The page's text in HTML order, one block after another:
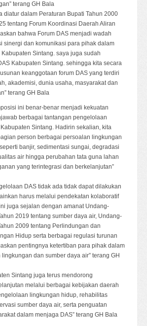
terang GH Bala
diatur dalam Peraturan Bupati Tahun 2000
tentang Forum Koordinasi Daerah Aliran
bahwa Forum DAS menjadi wadah
sinergi dan komunikasi para pihak dalam
Sintang. saya juga sudah
Kabupaten Sintang. sehingga kita secara
keanggotaan forum DAS yang terdiri
akademisi, dunia usaha, masyarakat dan
terang GH Bala
ini benar-benar menjadi kekuatan
berbagai tantangan pengelolaan
Sintang. Hadirin sekalian, kita
person berbagai persoalan lingkungan
banjir, sedimentasi sungai, degradasi
air hingga perubahan tata guna lahan
yang terintegrasi dan berkelanjutan”
DAS tidak ada tidak dapat dilakukan
harus melalui pendekatan kolaboratif
juga sejalan dengan amanat Undang-
2019 tentang sumber daya air, Undang-
2009 tentang Perlindungan dan
Hidup serta berbagai regulasi turunan
pentingnya ketertiban para pihak dalam
dan sumber daya air” terang GH
Sintang juga terus mendorong
melalui berbagai kebijakan daerah
lingkungan hidup, rehabilitas
sumber daya air, serta penguatan
dalam menjaga DAS” terang GH Bala